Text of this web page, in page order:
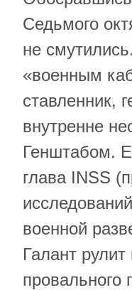
Седьмого
не
«военным
ставленник,
внутренне
Генштабом.
глава INSS
военной
Галант
провального